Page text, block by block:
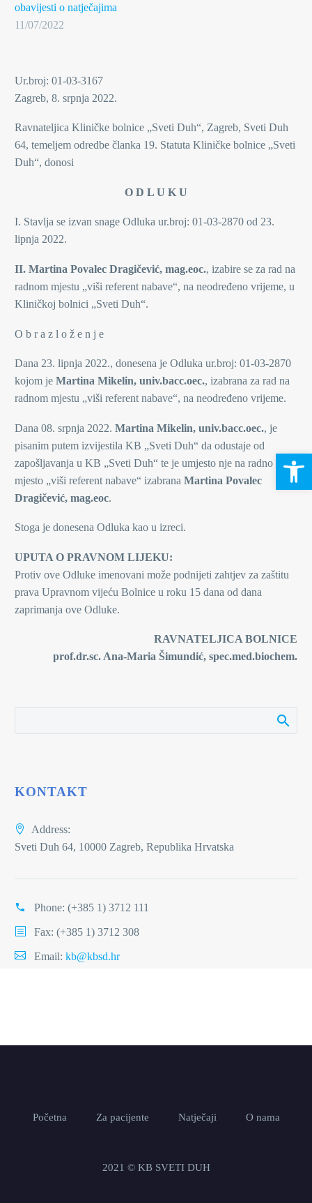
obavijesti o natječajima
11/07/2022
Ur.broj: 01-03-3167
Zagreb, 8. srpnja 2022.
Ravnateljica Kliničke bolnice „Sveti Duh“, Zagreb, Sveti Duh
64, temeljem odredbe članka 19. Statuta Kliničke bolnice „Sveti
Duh“, donosi
O D L U K U
I. Stavlja se izvan snage Odluka ur.broj: 01-03-2870 od 23.
lipnja 2022.
II. Martina Povalec Dragičević, mag.eoc., izabire se za rad na
radnom mjestu „viši referent nabave“, na neodređeno vrijeme, u
Kliničkoj bolnici „Sveti Duh“.
O b r a z l o ž e n j e
Dana 23. lipnja 2022., donesena je Odluka ur.broj: 01-03-2870
kojom je Martina Mikelin, univ.bacc.oec., izabrana za rad na
radnom mjestu „viši referent nabave“, na neodređeno vrijeme.
Dana 08. srpnja 2022. Martina Mikelin, univ.bacc.oec., je
pisanim putem izvijestila KB „Sveti Duh“ da odustaje od
zapošljavanja u KB „Sveti Duh“ te je umjesto nje na radno
mjesto „viši referent nabave“ izabrana Martina Povalec
Dragičević, mag.eoc.
Stoga je donesena Odluka kao u izreci.
UPUTA O PRAVNOM LIJEKU:
Protiv ove Odluke imenovani može podnijeti zahtjev za zaštitu
prava Upravnom vijeću Bolnice u roku 15 dana od dana
zaprimanja ove Odluke.
RAVNATELJICA BOLNICE
prof.dr.sc. Ana-Maria Šimundić, spec.med.biochem.
KONTAKT
Address:
Sveti Duh 64, 10000 Zagreb, Republika Hrvatska
Phone: (+385 1) 3712 111
Fax: (+385 1) 3712 308
Email: kb@kbsd.hr
Početna Za pacijente Natječaji O nama
2021 © KB SVETI DUH